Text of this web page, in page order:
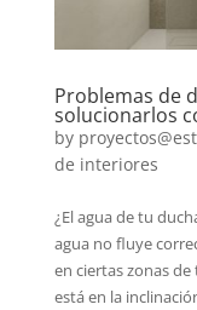
Problemas de
solucionarlos
by
de interiores
¿El agua de tu
agua no fluye
en ciertas zonas
está en la